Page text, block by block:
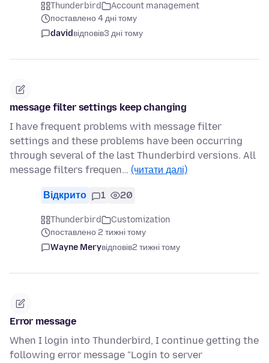
Thunderbird
Account management
поставлено 4 дні тому
davidвідповів3 дні тому
message filter settings keep changing
I have frequent problems with message filter
settings and these problems have been occurring
through several of the last Thunderbird versions. All
message filters frequen… (читати далі)
Відкрито 1 20
Thunderbird
Customization
поставлено 2 тижні тому
Wayne Meryвідповів2 тижні тому
Error message
When I login into Thunderbird, I continue getting the
following error message "Login to server